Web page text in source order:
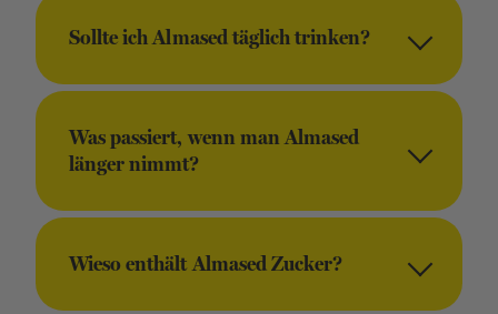
Sollte ich Almased täglich trinken?
Was passiert, wenn man Almased
länger nimmt?
Wieso enthält Almased Zucker?